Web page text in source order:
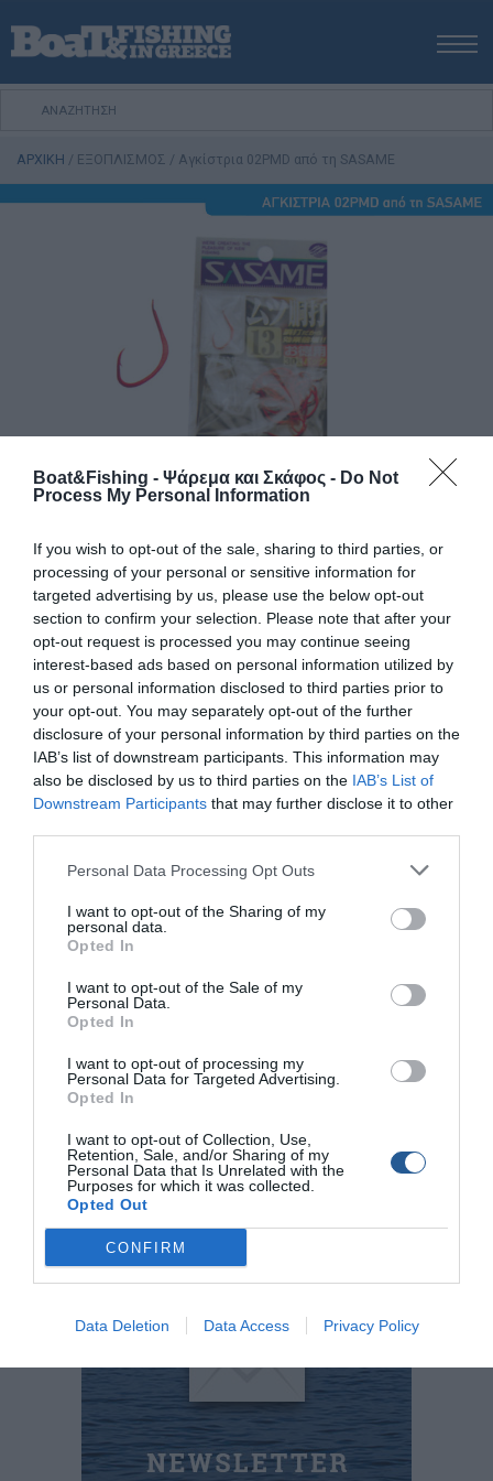
Boat&Fishing - Ψάρεμα και Σκάφος - Do Not
Process My Personal Information
If you wish to opt-out of the sale, sharing to third parties, or
processing of your personal or sensitive information for
targeted advertising by us, please use the below opt-out
section to confirm your selection. Please note that after your
opt-out request is processed you may continue seeing
interest-based ads based on personal information utilized by
us or personal information disclosed to third parties prior to
your opt-out. You may separately opt-out of the further
disclosure of your personal information by third parties on the
IAB’s list of downstream participants. This information may
also be disclosed by us to third parties on the IAB’s List of
Downstream Participants that may further disclose it to other
Personal Data Processing Opt Outs
I want to opt-out of the Sharing of my
personal data.
Opted In
I want to opt-out of the Sale of my
Personal Data.
Opted In
I want to opt-out of processing my
Personal Data for Targeted Advertising.
Opted In
I want to opt-out of Collection, Use,
Retention, Sale, and/or Sharing of my
Personal Data that Is Unrelated with the
Purposes for which it was collected.
Opted Out
CONFIRM
Data Deletion Data Access Privacy Policy
ΑΡΧΙΚΗ
ΕΚΔΟΣΕΙΣ
ΨΑΡΕΜΑ ΑΠΟ ΑΚΤΗ
ΘΕΣΣΑΛΟΝΙΚΗ BOAT & FISHING SHOW 2025
BOAT & FISHING SHOW 2025
ΑΡΧΙΚΗ / ΕΞΟΠΛΙΣΜΟΣ / Αγκίστρια 02PMD από τη SASAME
Αγκίστρια 02PMD από τη SASAME
Πρόκειται για κυκλικά αγκίστρια, εξειδικευµένα για την
τεχνική του surfcasting και πολλά είδη ψαριών (τσιπούρα,
λαβράκι, µυλοκόπι, σαργός κ.ά), αλλά και για τεχνικές
βάρκας όπως πχ. η βαθιά καθετή για µπαλάδες. Το
κόκκινο χρώµα µε το οποίο είναι βαµµένο το αγκίστρι,
καθιστά το δόλωµα αόρατο σε µικρά βάθη όταν
συνδυάζεται µε δολώµατα παρόµοιου χρώµατος
(αµερικάνικο, άγριο κόκκινο, κόκκινη µάνα κλπ.). Και
παντελώς αόρατο σε µεγαλύτερα βάθη, αφού είναι
γνωστό πως το κόκκινο χρώµα έχει την τάση να
µοναδική του επεξεργασία ισχυροποίησης και αντοχής σε
άνοιγµα ή σπάσιµο (το αγκίστρι είναι πεπλατυσµένο στο
σηµείο όπου ο κορµός µετατρέπεται από ίσιο σε
καµπύλο –«κούρµπα» ή «νούλα»-). Η κωδικοποίηση των
µεγεθών των αγκιστριών ακολουθεί το Ιαπωνικό
πρότυπο µέτρησης και έτσι θα συναντήσετε τα 02PMD σε
νούµερα 13-14-15-16 και σε «χορταστικές» συσκευασίες
των 30 τεµαχίων.
ΑΦΟΙ ΑΛΥΣΑΝ∆ΡΑΤΟΥ Ο.Ε.
www.alyss.gr